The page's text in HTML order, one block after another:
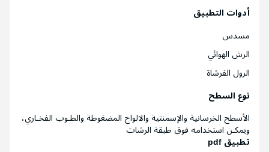
أدوات التطبيق
مسدس
الرش الهوائي
الرول الفرشاة
نوع السطح
الأسطح الخرسانية والإسمنتية والالواح المضغوطة والطـوب الفخـاري،
ويمكـن استخدامه فوق طبقة الرشات
تطبيق pdf